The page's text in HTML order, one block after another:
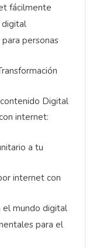
fácilmente
digital
personas
Digital
internet:
a tu
internet con
el mundo digital
para el